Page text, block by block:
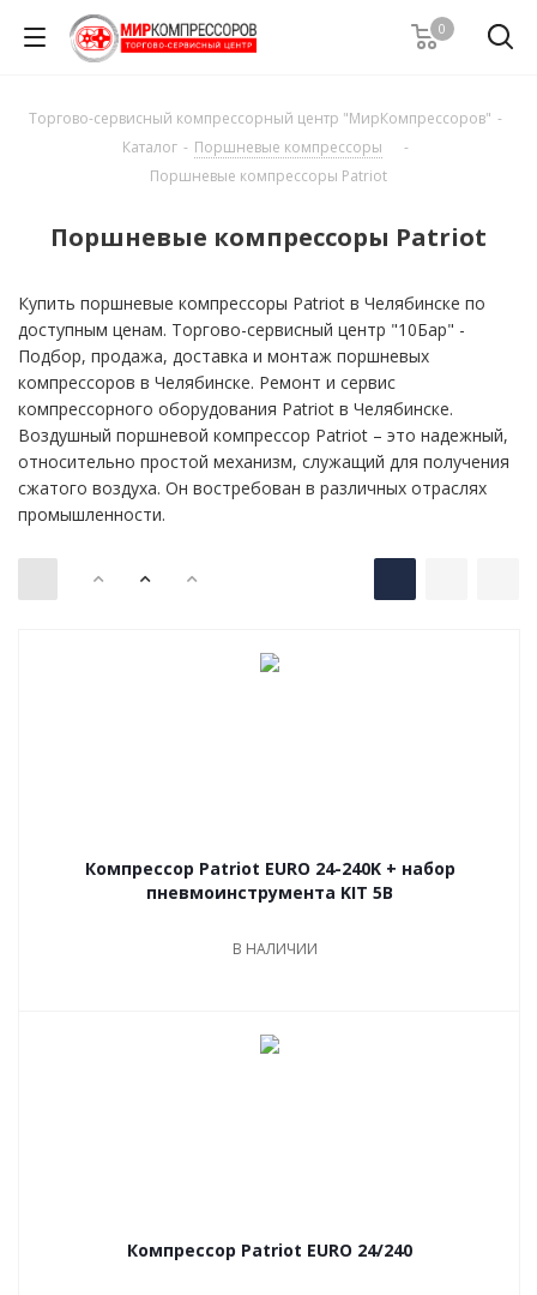
0
Торгово-сервисный компрессорный центр "МирКомпрессоров" -
Каталог - Поршневые компрессоры
-
Поршневые компрессоры Patriot
Поршневые компрессоры Patriot
Купить поршневые компрессоры Patriot в Челябинске по
доступным ценам. Торгово-сервисный центр "10Бар" -
Подбор, продажа, доставка и монтаж поршневых
компрессоров в Челябинске. Ремонт и сервис
компрессорного оборудования Patriot в Челябинске.
Воздушный поршневой компрессор Patriot – это надежный,
относительно простой механизм, служащий для получения
сжатого воздуха. Он востребован в различных отраслях
промышленности.
Компрессор Patriot EURO 24-240K + набор
пневмоинструмента KIT 5В
В НАЛИЧИИ
Компрессор Patriot EURO 24/240